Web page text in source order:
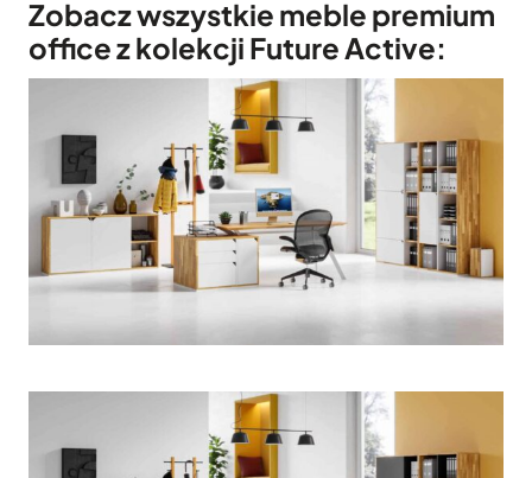
Zobacz wszystkie meble premium
office z kolekcji Future Active: